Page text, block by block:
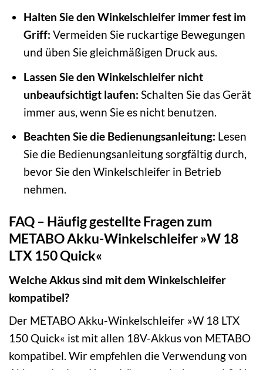
Halten Sie den Winkelschleifer immer fest im
Griff: Vermeiden Sie ruckartige Bewegungen
und üben Sie gleichmäßigen Druck aus.
Lassen Sie den Winkelschleifer nicht
unbeaufsichtigt laufen: Schalten Sie das Gerät
immer aus, wenn Sie es nicht benutzen.
Beachten Sie die Bedienungsanleitung: Lesen
Sie die Bedienungsanleitung sorgfältig durch,
bevor Sie den Winkelschleifer in Betrieb
nehmen.
FAQ – Häufig gestellte Fragen zum
METABO Akku-Winkelschleifer »W 18
LTX 150 Quick«
Welche Akkus sind mit dem Winkelschleifer
kompatibel?
Der METABO Akku-Winkelschleifer »W 18 LTX
150 Quick« ist mit allen 18V-Akkus von METABO
kompatibel. Wir empfehlen die Verwendung von